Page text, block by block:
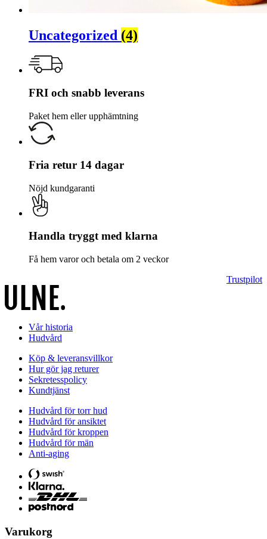
Uncategorized (4)
FRI och snabb leverans
Paket hem eller upphämtning
Fria retur 14 dagar
Nöjd kundgaranti
Handla tryggt med klarna
Få hem varor och betala om 2 veckor
Trustpilot
Vår historia
Hudvård
Köp & leveransvillkor
Hur gör jag returer
Sekretesspolicy
Kundtjänst
Hudvård för torr hud
Hudvård för ansiktet
Hudvård för kroppen
Hudvård för män
Anti-aging
Varukorg